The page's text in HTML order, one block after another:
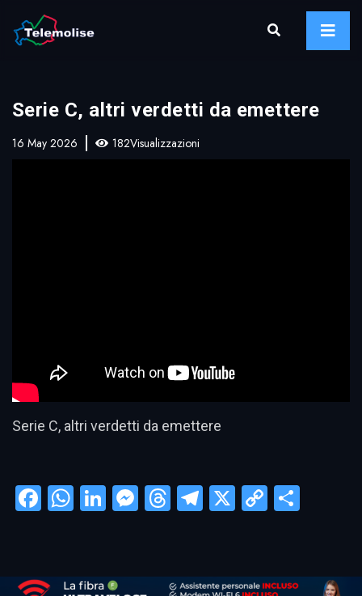
Serie C, altri verdetti da emettere
16 May 2026 182Visualizzazioni
Serie C, altri verdetti da emettere
Facebook
WhatsApp
LinkedIn
Messenger
Threads
Telegram
X
Copy